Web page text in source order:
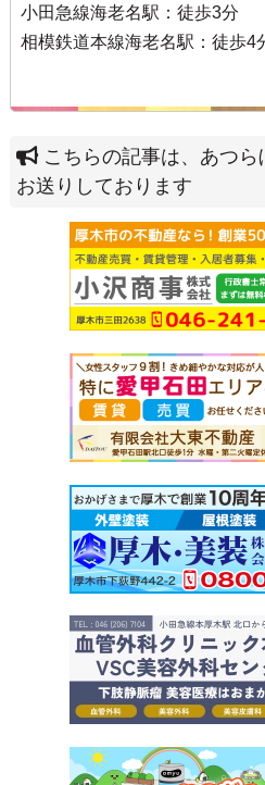
小田急線海老名駅：徒歩3分
相模鉄道本線海老名駅：徒歩4
こちらの記事は、あつら
お送りしております